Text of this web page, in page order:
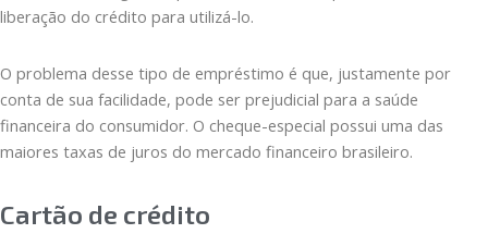
liberação do crédito para utilizá-lo.
O problema desse tipo de empréstimo é que, justamente por
conta de sua facilidade, pode ser prejudicial para a saúde
financeira do consumidor. O cheque-especial possui uma das
maiores taxas de juros do mercado financeiro brasileiro.
Cartão de crédito